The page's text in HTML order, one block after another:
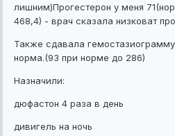
лишним)Прогестерон у меня
468,4) - врач сказала низковат
Также сдавала
норма.(93 при норме до 286)
Назначили:
дюфастон 4 раза в день
дивигель на ночь